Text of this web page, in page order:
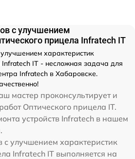
с улучшением
прицела Infratech IT
характеристик
Infratech IT - несложная задача для
Infratech в Хабаровске.
мастер проконсультирует и
Оптического прицела IT.
устройств Infratech в нашем
с улучшением характеристик
Infratech IT выполняется на